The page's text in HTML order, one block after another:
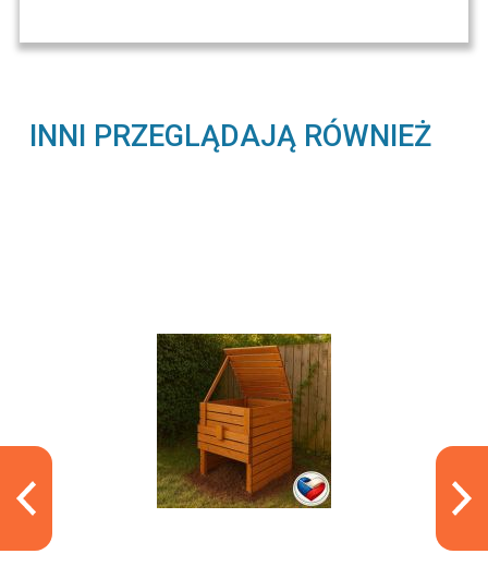
INNI PRZEGLĄDAJĄ RÓWNIEŻ